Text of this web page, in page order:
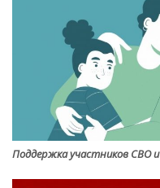
Поддержка участников СВО и